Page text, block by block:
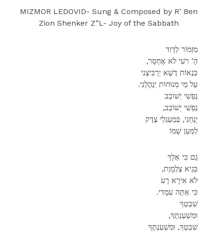
MIZMOR LEDOVID- Sung & Composed by R’ Ben
Zion Shenker Z”L- Joy of the Sabbath
מִזְמוֹר לְדָוִד
,הַ’ רֹעִי לֹא אֶחְסָר
בִּנְאוֹת דֶשֶׁא יַרְבִּיצֵנִי
.עַל מֵי מְנוּחוֹת יְנַהֲלֵנִי
נַפְשִׁי יְשׁוֹבֵב
,נַפְשִׁי יְשׁוֹבֵב
יַנְחֵנִי, בְּמַעְגְלֵי צֶדֶק
לְמַעַן שְׁמוֹ
גַם כִּי אֵלֵךְ
,בְּגֵיא צַלְמָוֶת
לֹא אִירָא רָע
.כִּי אַתָּה עִמָדִי
שִׁבְטְךָ
,וּמִשְׁעַנְתֶּךָ
שִׁבְטְךָ, וּמִשְׁעַנְתֶּךָ